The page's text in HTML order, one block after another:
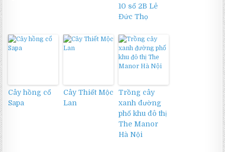
10 số 2B Lê
Đức Thọ
Cây hồng cổ
Sapa
Cây Thiết Mộc
Lan
Trồng cây
xanh đường
phố khu đô thị
The Manor
Hà Nội